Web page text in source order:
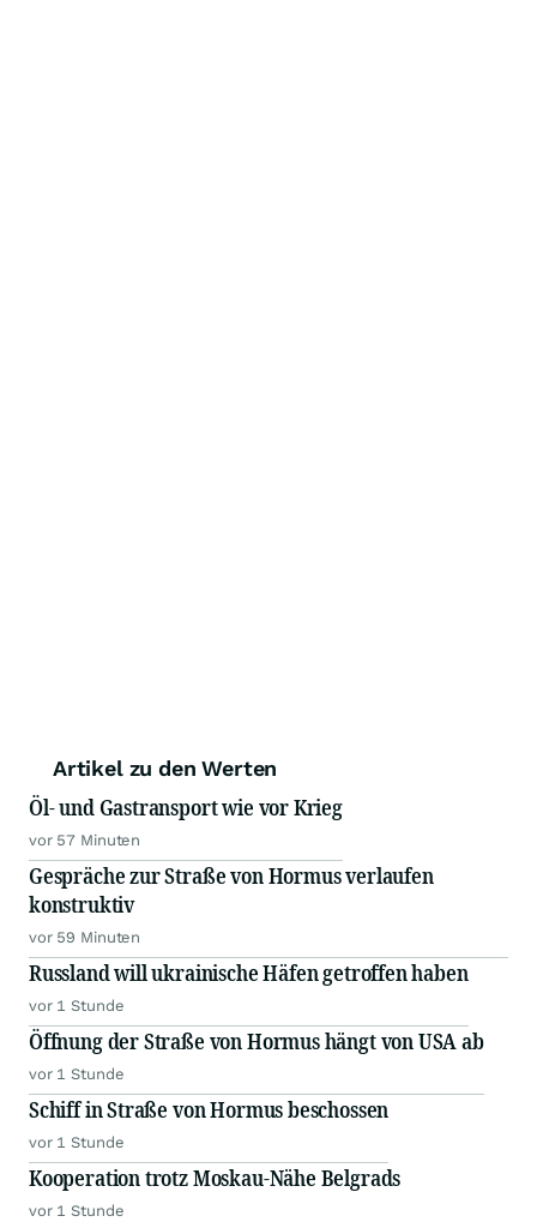
Artikel zu den Werten
Öl- und Gastransport wie vor Krieg
vor 57 Minuten
Gespräche zur Straße von Hormus verlaufen
konstruktiv
vor 59 Minuten
Russland will ukrainische Häfen getroffen haben
vor 1 Stunde
Öffnung der Straße von Hormus hängt von USA ab
vor 1 Stunde
Schiff in Straße von Hormus beschossen
vor 1 Stunde
Kooperation trotz Moskau-Nähe Belgrads
vor 1 Stunde